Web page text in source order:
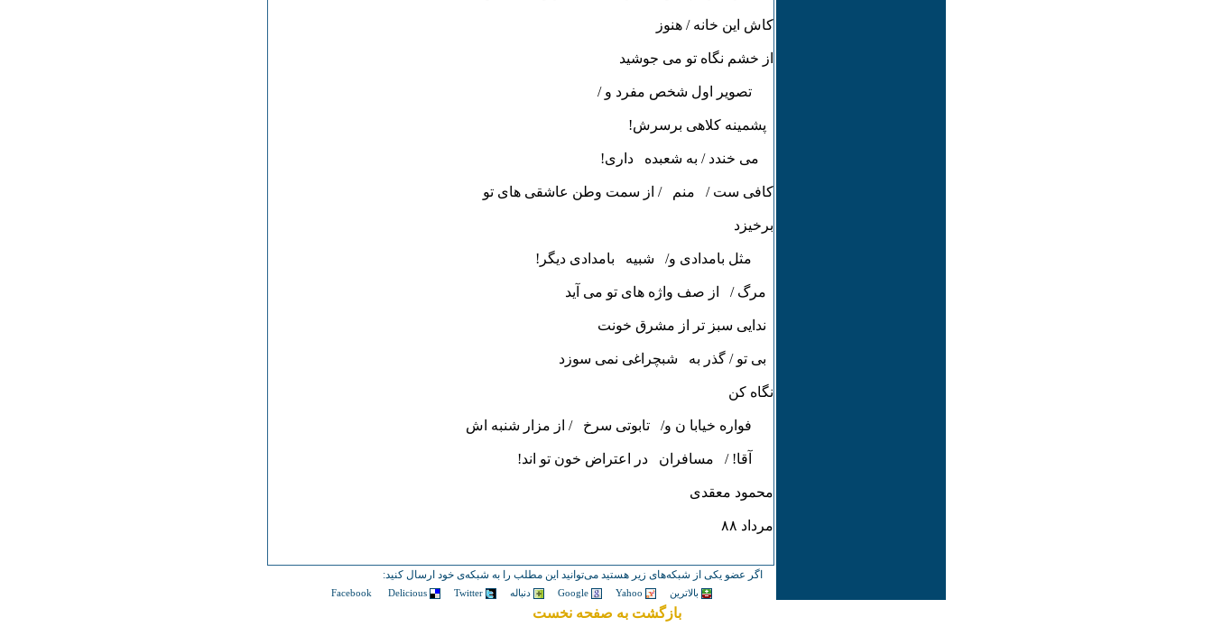
کاش این خانه / هنوز
از خشم نگاه تو می جوشید
تصویر اول شخص مفرد و /
پشمینه کلاهی برسرش!
می خندد / به شعبده داری!
کافی ست / منم / از سمت وطن عاشقی های تو
برخیزد
مثل بامدادی و/ شبیه بامدادی دیگر!
مرگ / از صف واژه های تو می آید
ندایی سبز تر از مشرق خونت
بی تو / گذر به شبچراغی نمی سوزد
نگاه کن
فواره خیابا ن و/ تابوتی سرخ / از مزار شنبه اش
آقا! / مسافران در اعتراض خون تو اند!
محمود معقدی
مرداد ٨٨
اگر عضو یکی از شبکه‌های زیر هستید می‌توانید این مطلب را به شبکه‌ی خود ارسال کنید:
Facebook Delicious Twitter Google Yahoo
بازگشت به صفحه نخست